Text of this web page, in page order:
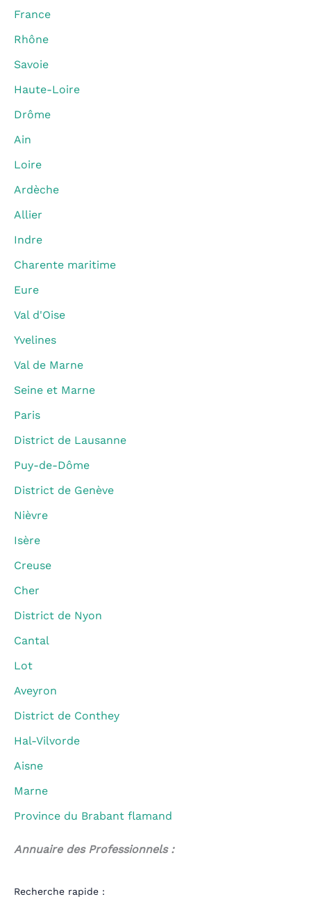
France
Rhône
Savoie
Haute-Loire
Drôme
Ain
Loire
Ardèche
Allier
Indre
Charente maritime
Eure
Val d'Oise
Yvelines
Val de Marne
Seine et Marne
Paris
District de Lausanne
Puy-de-Dôme
District de Genève
Nièvre
Isère
Creuse
Cher
District de Nyon
Cantal
Lot
Aveyron
District de Conthey
Hal-Vilvorde
Aisne
Marne
Province du Brabant flamand
Annuaire des Professionnels :
Recherche rapide :